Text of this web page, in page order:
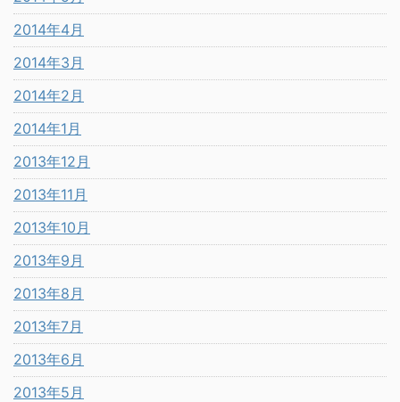
2014年4月
2014年3月
2014年2月
2014年1月
2013年12月
2013年11月
2013年10月
2013年9月
2013年8月
2013年7月
2013年6月
2013年5月